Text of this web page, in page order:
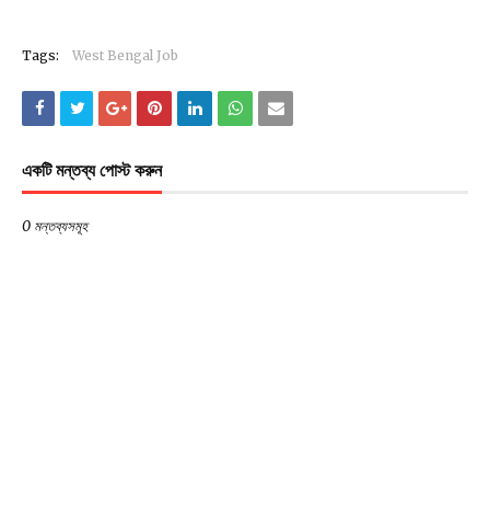
Tags: West Bengal Job
একটি মন্তব্য পোস্ট করুন
0 মন্তব্যসমূহ